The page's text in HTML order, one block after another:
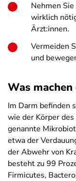
Nehmen
wirklich
Ärzt:innen.
Vermeiden
und
Was
Im Darm befinden
wie der Körper
genannte
etwa der
der Abwehr von
besteht zu 99
Firmicutes,